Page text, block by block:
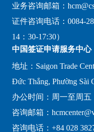
业务咨询邮箱：
证件咨询电话：0084-
14：30-17:30）
中国签证申请服务中心
地址：Saigon Trade
Đức Thắng, Phường Sài
办公时间：周一至周五
咨询邮箱：
咨询电话：+84 028